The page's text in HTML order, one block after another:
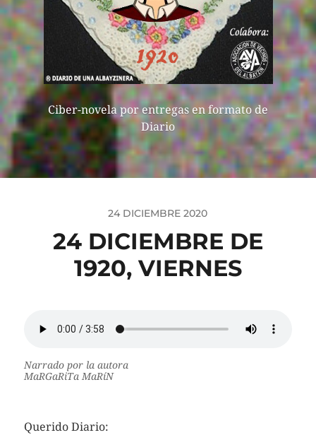
Ciber-novela por entregas en formato de
Diario
24 DICIEMBRE 2020
24 DICIEMBRE DE
1920, VIERNES
Narrado por la autora
MaRGaRiTa MaRíN
Querido Diario: